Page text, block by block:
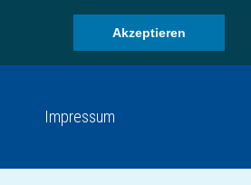
Akzeptieren
Impressum